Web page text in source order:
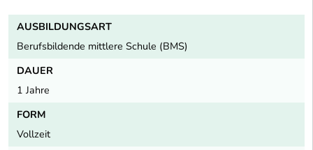
AUSBILDUNGSART
Berufsbildende mittlere Schule (BMS)
DAUER
1 Jahre
FORM
Vollzeit